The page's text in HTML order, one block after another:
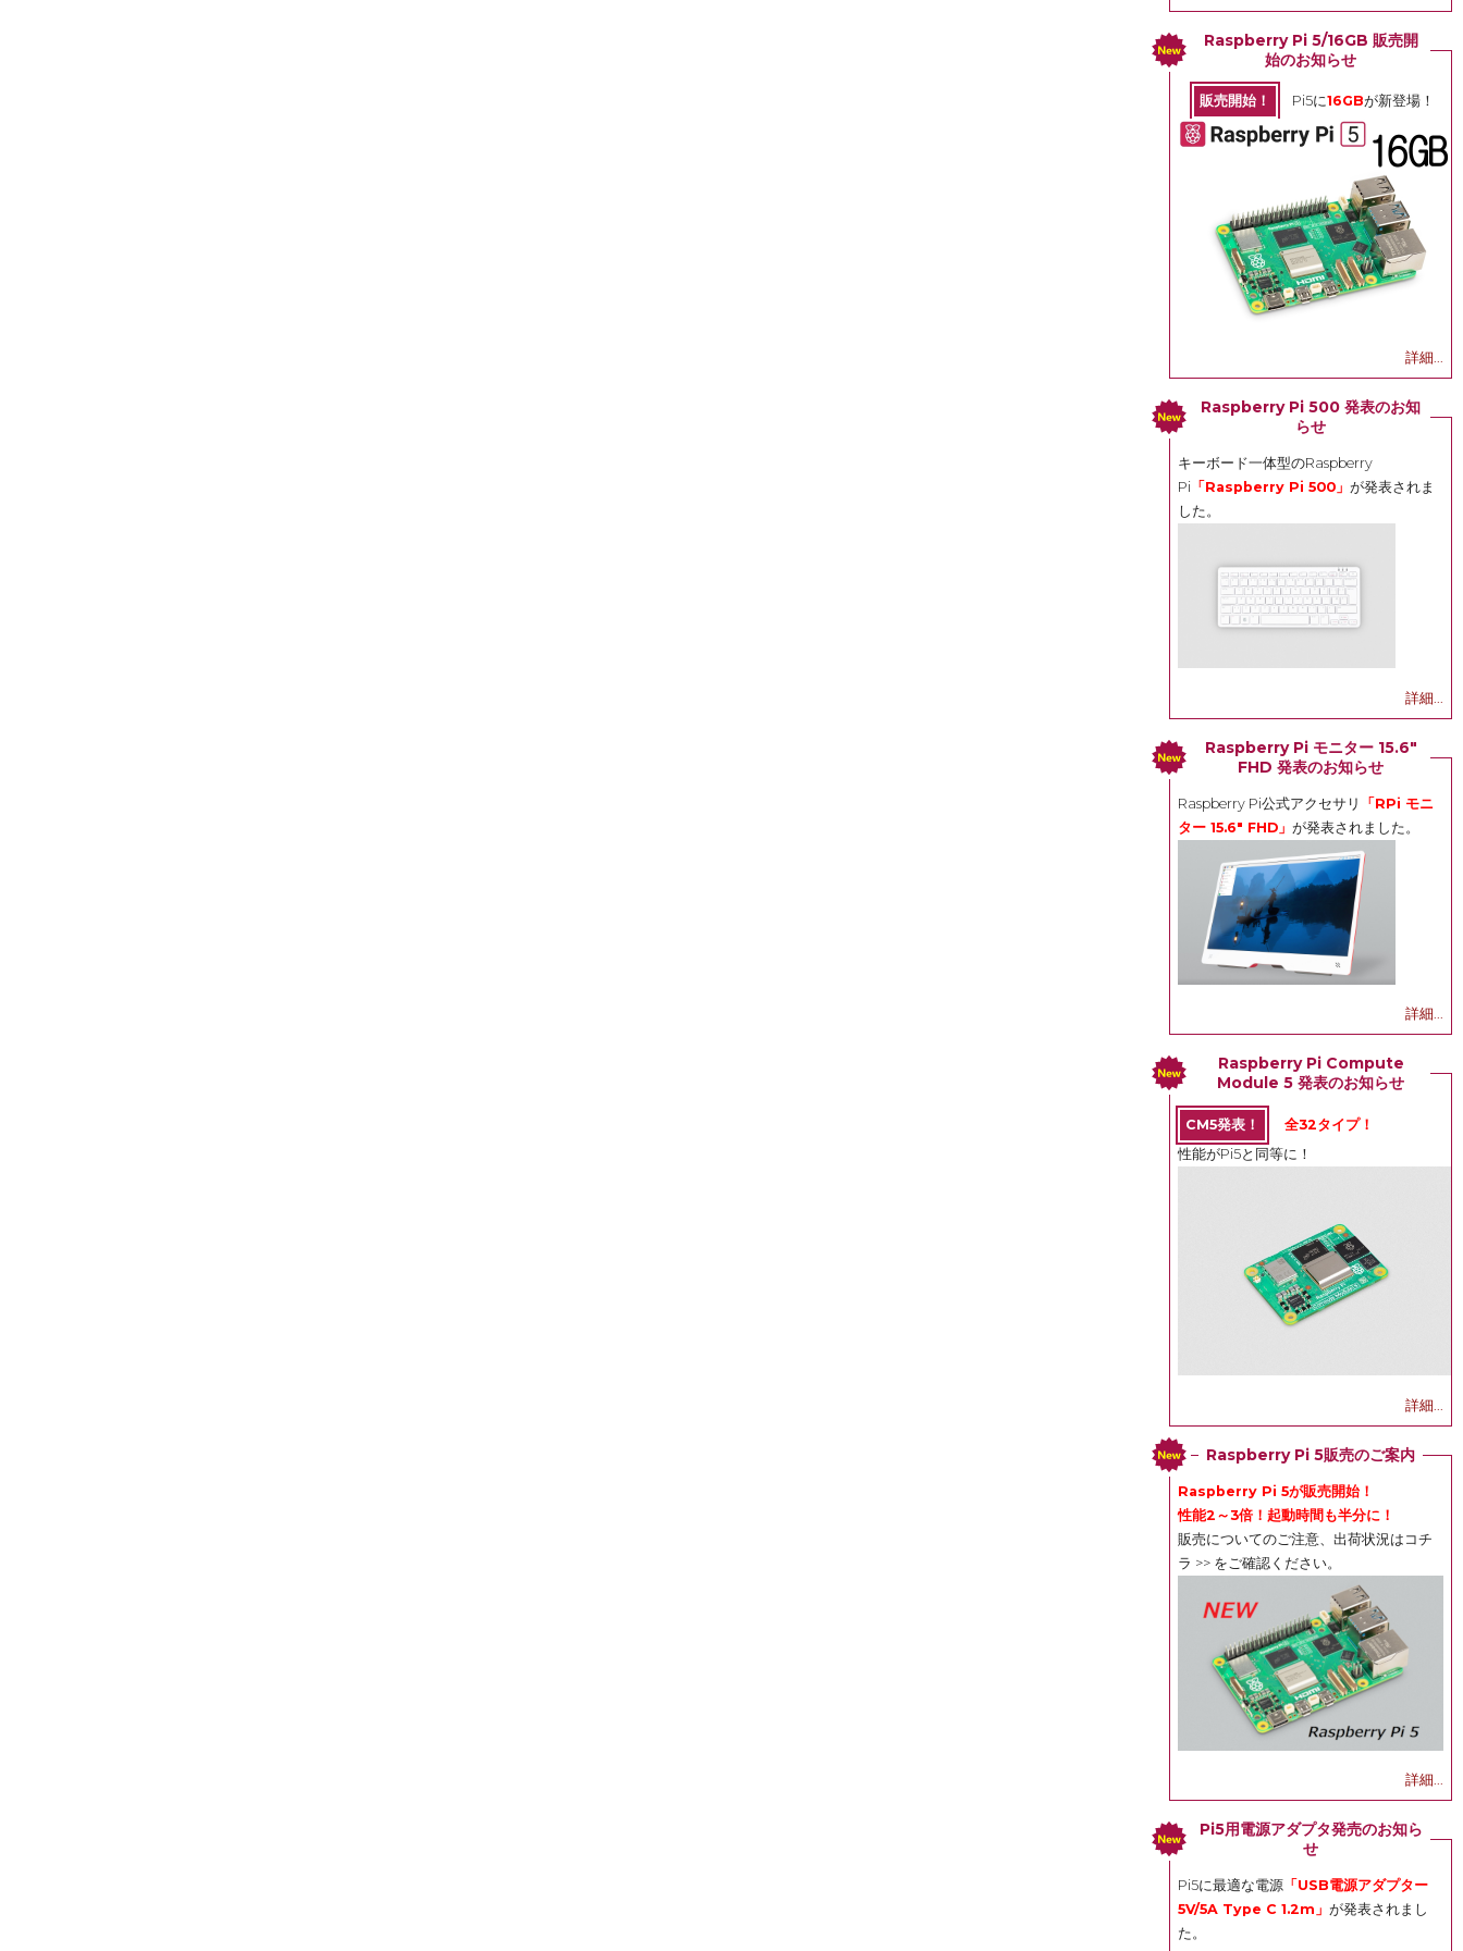
Raspberry Pi 5/16GB 販売開
始のお知らせ
販売開始！ Pi5に16GBが新登場！
詳細...
Raspberry Pi 500 発表のお知
らせ
キーボード一体型のRaspberry
Pi 「Raspberry Pi 500」 が発表されま
した。
詳細...
Raspberry Pi モニター 15.6"
FHD 発表のお知らせ
Raspberry Pi公式アクセサリ
「RPi モニ
ター 15.6" FHD」 が発表されました。
詳細...
Raspberry Pi Compute
Module 5 発表のお知らせ
CM5発表！
全32タイプ！
性能がPi5と同等に！
詳細...
Raspberry Pi 5販売のご案内
Raspberry Pi 5が販売開始！
性能2～3倍！起動時間も半分に！
販売についてのご注意、出荷状況は コチ
ラ >> をご確認ください。
詳細...
Pi5用電源アダプタ発売のお知ら
せ
Pi5に最適な電源 「USB電源アダプター
5V/5A Type C 1.2m」 が発表されまし
た。